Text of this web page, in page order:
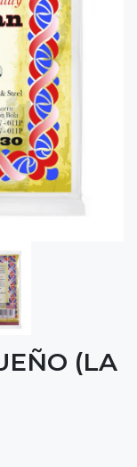
(LA